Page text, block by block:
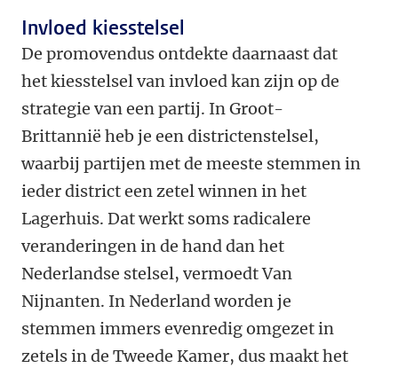
Invloed kiesstelsel
De promovendus ontdekte daarnaast dat
het kiesstelsel van invloed kan zijn op de
strategie van een partij. In Groot-
Brittannië heb je een districtenstelsel,
waarbij partijen met de meeste stemmen in
ieder district een zetel winnen in het
Lagerhuis. Dat werkt soms radicalere
veranderingen in de hand dan het
Nederlandse stelsel, vermoedt Van
Nijnanten. In Nederland worden je
stemmen immers evenredig omgezet in
zetels in de Tweede Kamer, dus maakt het